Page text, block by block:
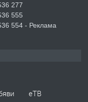
МЕБЕЛИ.
наем в кв.
277
555
554 - Реклама
еТВ